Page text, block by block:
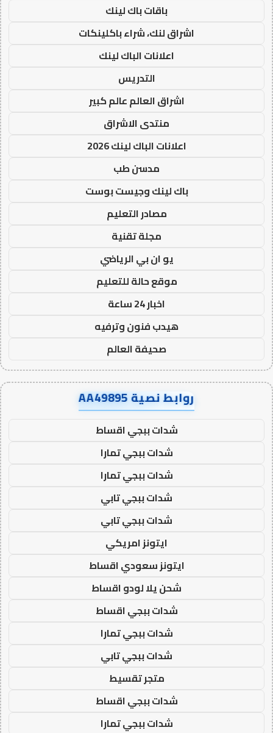
باقات باك لينك
اشراق لنك، شراء باكلينكات
اعلانات الباك لينك
التدريس
اشراق العالم عالم كبير
منتدى الاشراق
اعلانات الباك لينك 2026
مدسن طب
باك لينك وجيست بوست
مصادر التعليم
مجلة تقنية
يو ان بي الرياضي
موقع حالة للتعليم
اخبار 24 ساعة
هيدب فنون وترفيه
صحيفة العالم
روابط نصية AA49895
شدات ببجي اقساط
شدات ببجي تمارا
شدات ببجي تمارا
شدات ببجي تابي
شدات ببجي تابي
ايتونز امريكي
ايتونز سعودي اقساط
شحن يلا لودو اقساط
شدات ببجي اقساط
شدات ببجي تمارا
شدات ببجي تابي
متجر تقسيط
شدات ببجي اقساط
شدات ببجي تمارا